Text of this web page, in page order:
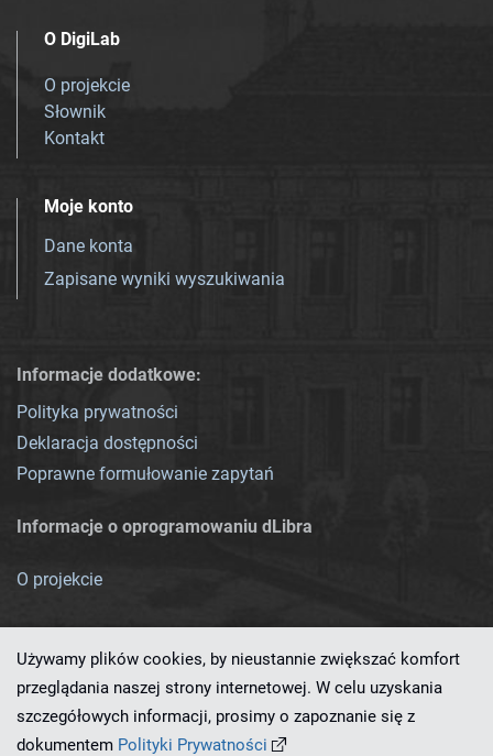
O DigiLab
O projekcie
Słownik
Kontakt
Moje konto
Dane konta
Zapisane wyniki wyszukiwania
Informacje dodatkowe:
Polityka prywatności
Deklaracja dostępności
Poprawne formułowanie zapytań
Informacje o oprogramowaniu dLibra
O projekcie
Ten serwis działa dzięki oprogramowaniu
Używamy plików cookies, by nieustannie zwiększać komfort
przeglądania naszej strony internetowej. W celu uzyskania
szczegółowych informacji, prosimy o zapoznanie się z
dokumentem Polityki Prywatności